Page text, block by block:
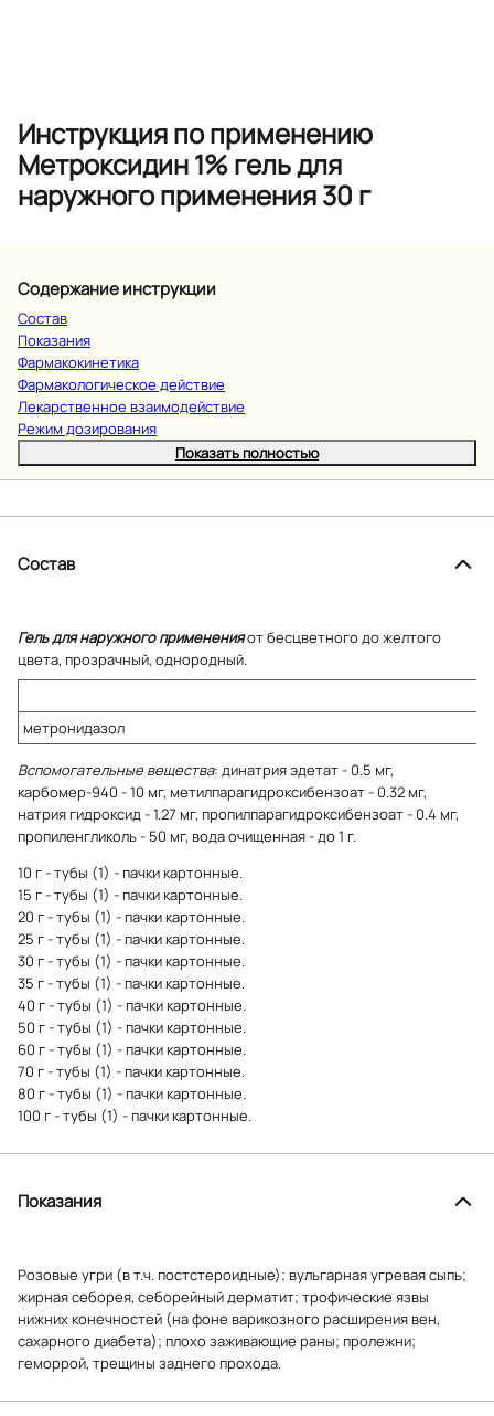
Инструкция по применению
Метроксидин 1% гель для
наружного применения 30 г
Содержание инструкции
Состав
Показания
Фармакокинетика
Фармакологическое действие
Лекарственное взаимодействие
Режим дозирования
Показать полностью
Состав
Гель для наружного примененияот бесцветного до желтого
цвета, прозрачный, однородный.
метронидазол
Вспомогательные вещества: динатрия эдетат - 0.5 мг,
карбомер-940 - 10 мг, метилпарагидроксибензоат - 0.32 мг,
натрия гидроксид - 1.27 мг, пропилпарагидроксибензоат - 0.4 мг,
пропиленгликоль - 50 мг, вода очищенная - до 1 г.
10 г - тубы (1) - пачки картонные.
15 г - тубы (1) - пачки картонные.
20 г - тубы (1) - пачки картонные.
25 г - тубы (1) - пачки картонные.
30 г - тубы (1) - пачки картонные.
35 г - тубы (1) - пачки картонные.
40 г - тубы (1) - пачки картонные.
50 г - тубы (1) - пачки картонные.
60 г - тубы (1) - пачки картонные.
70 г - тубы (1) - пачки картонные.
80 г - тубы (1) - пачки картонные.
100 г - тубы (1) - пачки картонные.
Показания
Розовые угри (в т.ч. постстероидные); вульгарная угревая сыпь;
жирная себорея, себорейный дерматит; трофические язвы
нижних конечностей (на фоне варикозного расширения вен,
сахарного диабета); плохо заживающие раны; пролежни;
геморрой, трещины заднего прохода.